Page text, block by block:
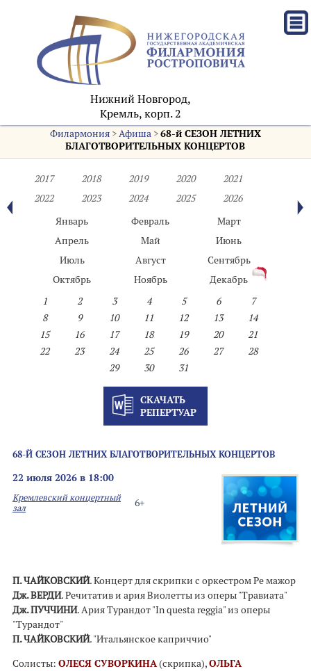
Нижний Новгород,
Кремль, корп. 2
Филармония>Афиша>68-й СЕЗОН ЛЕТНИХ
БЛАГОТВОРИТЕЛЬНЫХ КОНЦЕРТОВ
2017 2018 2019 2020
2021
2022
2023 2024 2025
2026
Январь
Февраль
Март
Апрель
Май
Июнь
Июль
Август
Сентябрь
Октябрь
Ноябрь
Декабрь
1
2 3 4 5 6
7
8
9 10 11 12 13
14
15
16 17 18 19 20
21
22
23 24 25 26 27
28
29
30 31
СКАЧАТЬ
РЕПЕРТУАР
68-Й СЕЗОН ЛЕТНИХ БЛАГОТВОРИТЕЛЬНЫХ КОНЦЕРТОВ
22 июля 2026 в 18:00
6+
Кремлевский концертный
зал
П. ЧАЙКОВСКИЙ. Концерт для скрипки с оркестром Ре мажор
Дж. ВЕРДИ. Речитатив и ария Виолетты из оперы "Травиата"
Дж. ПУЧЧИНИ. Ария Турандот "In questa reggia" из оперы
"Турандот"
П. ЧАЙКОВСКИЙ. "Итальянское каприччио"
Солисты: ОЛЕСЯ СУВОРКИНА(скрипка),ОЛЬГА